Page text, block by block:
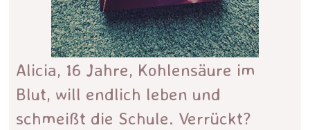
Alicia, 16 Jahre, Kohlensäure im
Blut, will endlich leben und
schmeißt die Schule. Verrückt?